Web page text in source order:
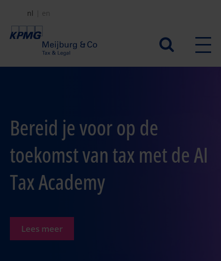
naar
Secundair
menu
nl en
Bereid je voor op de
toekomst van tax met de AI
Tax Academy
Lees meer